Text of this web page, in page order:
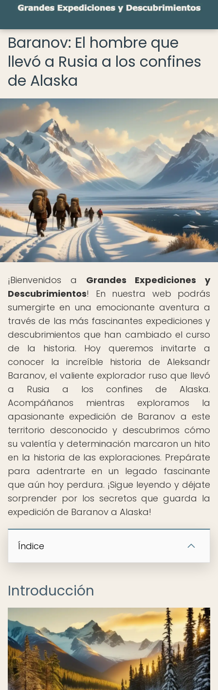
Baranov: El hombre que
llevó a Rusia a los confines
de Alaska
¡Bienvenidos a Grandes Expediciones y
Descubrimientos! En nuestra web podrás
sumergirte en una emocionante aventura a
través de las más fascinantes expediciones y
descubrimientos que han cambiado el curso
de la historia. Hoy queremos invitarte a
conocer la increíble historia de Aleksandr
Baranov, el valiente explorador ruso que llevó
a Rusia a los confines de Alaska.
Acompáñanos mientras exploramos la
apasionante expedición de Baranov a este
territorio desconocido y descubrimos cómo
su valentía y determinación marcaron un hito
en la historia de las exploraciones. Prepárate
para adentrarte en un legado fascinante
que aún hoy perdura. ¡Sigue leyendo y déjate
sorprender por los secretos que guarda la
expedición de Baranov a Alaska!
Índice
Introducción